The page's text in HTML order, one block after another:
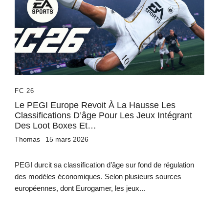
FC 26
Le PEGI Europe Revoit À La Hausse Les
Classifications D’âge Pour Les Jeux Intégrant
Des Loot Boxes Et…
Thomas 15 mars 2026
PEGI durcit sa classification d’âge sur fond de régulation
des modèles économiques. Selon plusieurs sources
européennes, dont Eurogamer, les jeux...